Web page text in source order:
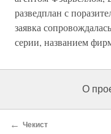
разведплан с
заявка
серии, названием
О
← Чекист